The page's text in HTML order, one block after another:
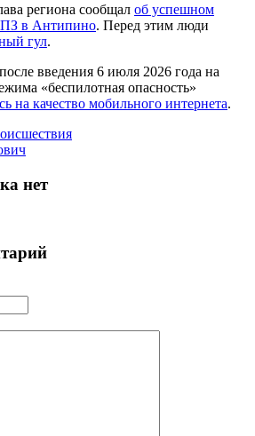
региона сообщал об успешном
в Антипино. Перед этим люди
гул.
введения 6 июля 2026 года на
«беспилотная опасность»
на качество мобильного интернета.
нет